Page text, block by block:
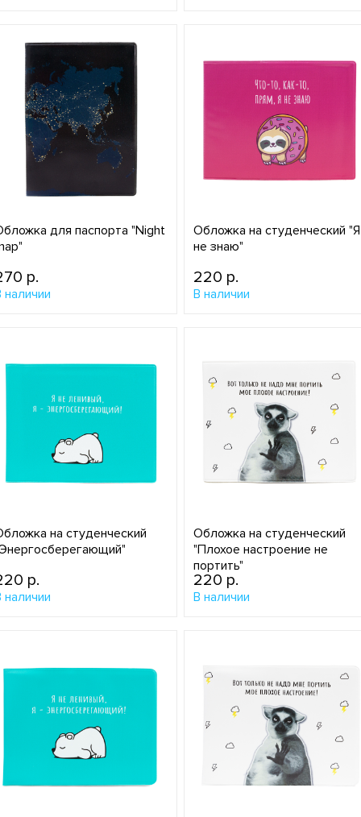
для паспорта "Night
p.
наличии
Обложка на студенческий "Я
не знаю"
220 p.
В наличии
на студенческий
p.
наличии
Обложка на студенческий
"Плохое настроение не
портить"
220 p.
В наличии